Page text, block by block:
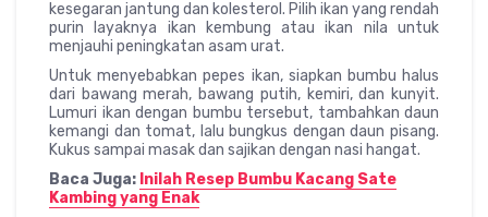
kesegaran jantung dan kolesterol. Pilih ikan yang rendah
purin layaknya ikan kembung atau ikan nila untuk
menjauhi peningkatan asam urat.
Untuk menyebabkan pepes ikan, siapkan bumbu halus
dari bawang merah, bawang putih, kemiri, dan kunyit.
Lumuri ikan dengan bumbu tersebut, tambahkan daun
kemangi dan tomat, lalu bungkus dengan daun pisang.
Kukus sampai masak dan sajikan dengan nasi hangat.
Baca Juga: Inilah Resep Bumbu Kacang Sate
Kambing yang Enak